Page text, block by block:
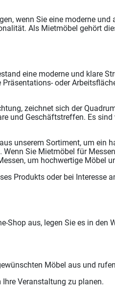
wenn Sie eine moderne
Als Mietmöbel gehört
eine moderne und klare
oder
zeichnet sich der
und Geschäftstreffen. Es
unserem Sortiment, um ein
Sie Mietmöbel für
um hochwertige Möbel
Produkts oder bei Interesse
aus, legen Sie es in den
Möbel aus und
Veranstaltung zu planen.